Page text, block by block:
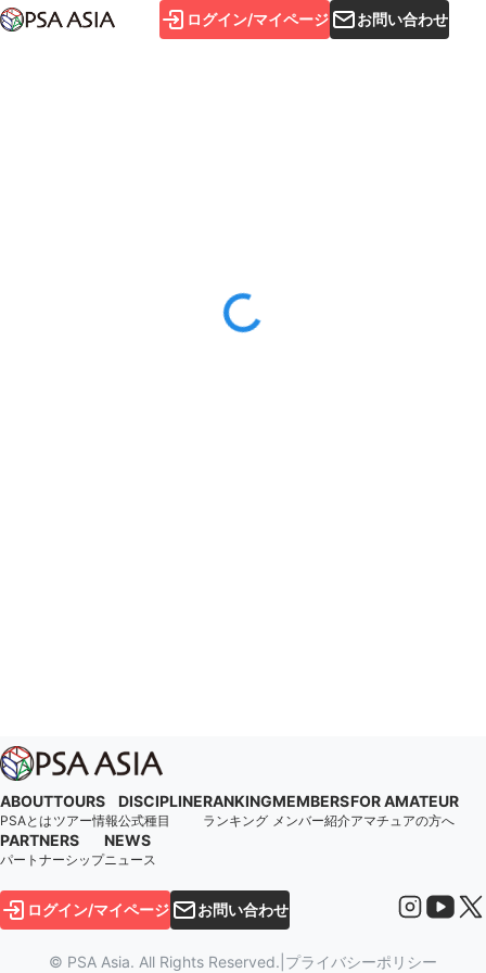
ログイン/マイページ お問い合わせ
ABOUT
PSAとは
TOURS
ツアー情報
DISCIPLINE
公式種目
RANKING
ランキング
MEMBERS
メンバー紹介
FOR AMATEUR
アマチュアの方へ
PARTNERS
パートナーシップ
NEWS
ニュース
ログイン/マイページ お問い合わせ
© PSA Asia. All Rights Reserved. プライバシーポリシー